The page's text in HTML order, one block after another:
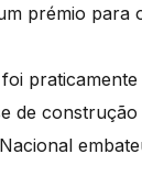
prémio para
de